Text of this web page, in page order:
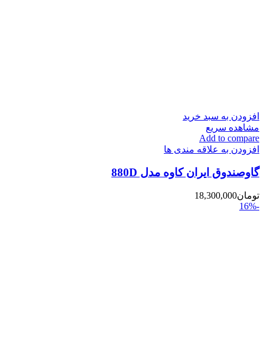
افزودن به سبد خرید
مشاهده سریع
Add to compare
افزودن به علاقه مندی ها
گاوصندوق ایران کاوه مدل 880D
تومان18,300,000
-16%